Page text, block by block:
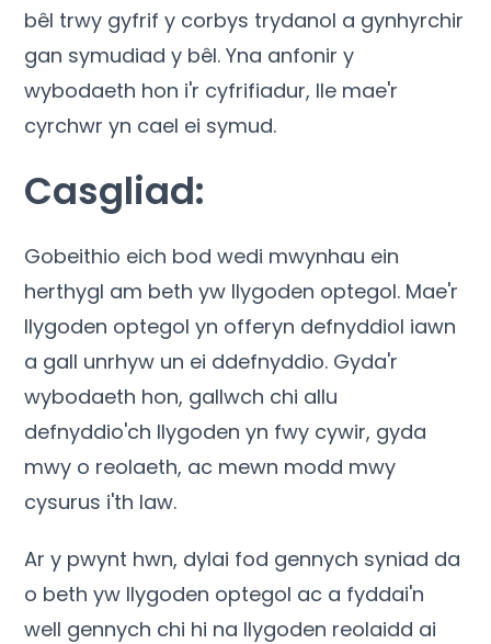
bêl trwy gyfrif y corbys trydanol a gynhyrchir
gan symudiad y bêl. Yna anfonir y
wybodaeth hon i'r cyfrifiadur, lle mae'r
cyrchwr yn cael ei symud.
Casgliad:
Gobeithio eich bod wedi mwynhau ein
herthygl am beth yw llygoden optegol. Mae'r
llygoden optegol yn offeryn defnyddiol iawn
a gall unrhyw un ei ddefnyddio. Gyda'r
wybodaeth hon, gallwch chi allu
defnyddio'ch llygoden yn fwy cywir, gyda
mwy o reolaeth, ac mewn modd mwy
cysurus i'th law.
Ar y pwynt hwn, dylai fod gennych syniad da
o beth yw llygoden optegol ac a fyddai'n
well gennych chi hi na llygoden reolaidd ai